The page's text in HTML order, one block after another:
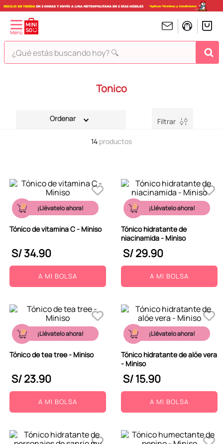
¿Qué estás buscando hoy? 🔍
Tonico
Filtrar
14 productos
¡Llévatelo ahora!
Tónico de vitamina C - Miniso
S/34.90
A MI BOLSA
¡Llévatelo ahora!
Tónico hidratante de
niacinamida - Miniso
S/29.90
A MI BOLSA
¡Llévatelo ahora!
Tónico de tea tree - Miniso
S/23.90
A MI BOLSA
¡Llévatelo ahora!
Tónico hidratante de alóe vera
- Miniso
S/15.90
A MI BOLSA
6.
tomatodo
7.
harry potter
8.
stitch
9.
peluche
10. kuromi